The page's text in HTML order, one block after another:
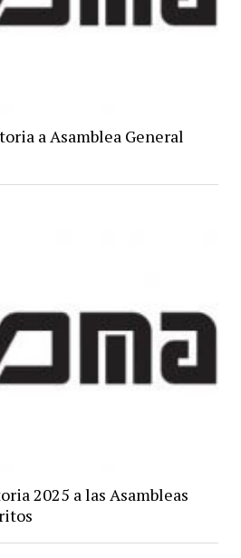
a Asamblea General
2025 a las Asambleas